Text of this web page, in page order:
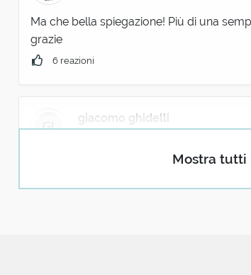
Mostra
Ma che bella spiegazione! Più di una
grazie
6 reazioni
giacomo ghidelli
24 Novembre 2021 09:09
Carmine mi ha "rubato" - anticipandomi -